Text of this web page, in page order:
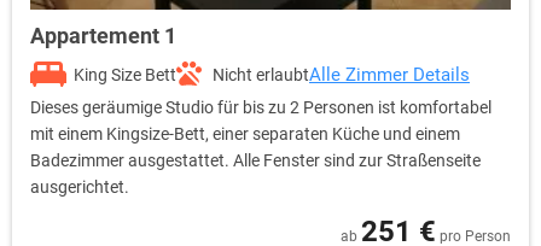
Appartement 1
King Size Bett Nicht erlaubtAlle Zimmer Details
Dieses geräumige Studio für bis zu 2 Personen ist komfortabel
mit einem Kingsize-Bett, einer separaten Küche und einem
Badezimmer ausgestattet. Alle Fenster sind zur Straßenseite
ausgerichtet.
ab 251 € pro Person